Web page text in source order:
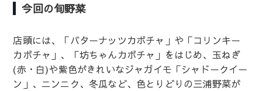
今回の旬野菜
店頭には、「バターナッツカボチャ」や「コリンキー
カボチャ」、「坊ちゃんカボチャ」をはじめ、玉ねぎ
(赤・白)や紫色がきれいなジャガイモ「シャドークイー
ン」、ニンニク、冬瓜など、色とりどりの三浦野菜が